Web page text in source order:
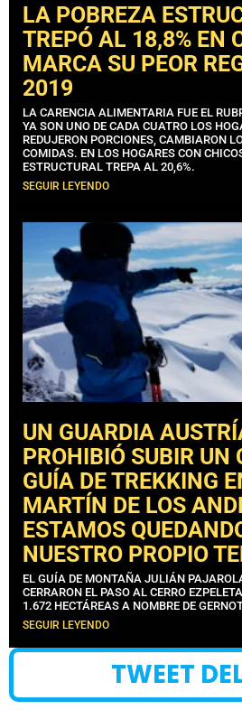
LA POBREZA
TREPÓ AL 18,8% EN
MARCA SU PEOR
2019
LA CARENCIA ALIMENTARIA FUE EL
YA SON UNO DE CADA CUATRO LOS
REDUJERON PORCIONES, CAMBIARON
COMIDAS. EN LOS HOGARES CON
ESTRUCTURAL TREPA AL 20,6%.
SEGUIR LEYENDO
UN GUARDIA
PROHIBIÓ SUBIR UN
GUÍA DE TREKKING
MARTÍN DE LOS
ESTAMOS
NUESTRO PROPIO
EL GUÍA DE MONTAÑA JULIÁN
CERRARON EL PASO AL CERRO
1.672 HECTÁREAS A NOMBRE DE
SEGUIR LEYENDO
TWEET